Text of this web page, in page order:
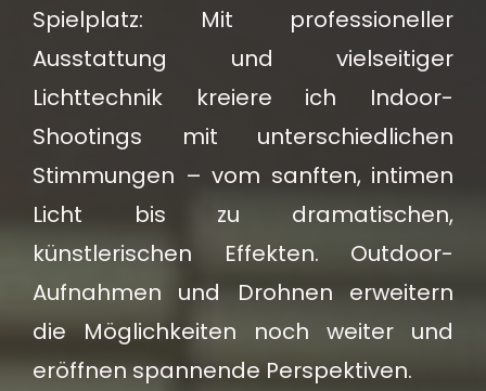
Spielplatz: Mit professioneller
Ausstattung und vielseitiger
Lichttechnik kreiere ich Indoor-
Shootings mit unterschiedlichen
Stimmungen – vom sanften, intimen
Licht bis zu dramatischen,
künstlerischen Effekten. Outdoor-
Aufnahmen und Drohnen erweitern
die Möglichkeiten noch weiter und
eröffnen spannende Perspektiven.